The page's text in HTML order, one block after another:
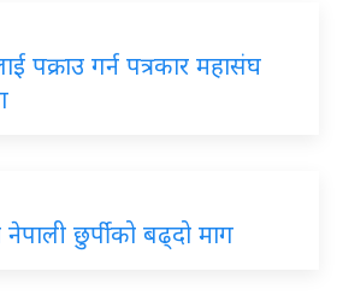
पक्राउ गर्न पत्रकार महासंघ
नेपाली छुर्पीको बढ्दो माग